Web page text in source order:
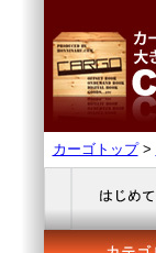
カーゴトップ>